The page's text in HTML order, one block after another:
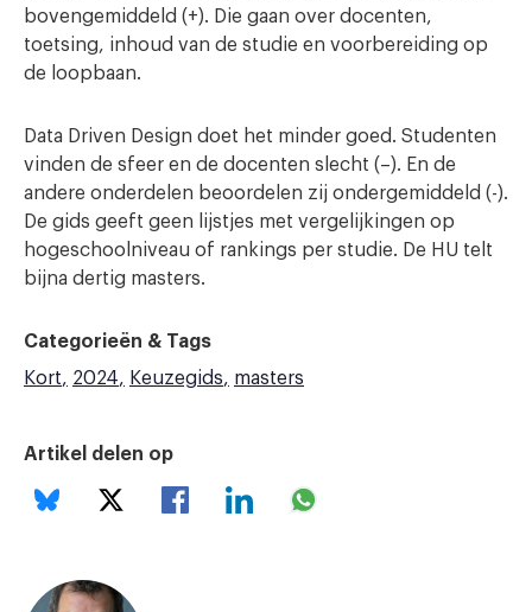
bovengemiddeld (+). Die gaan over docenten,
toetsing, inhoud van de studie en voorbereiding op
de loopbaan.
Data Driven Design doet het minder goed. Studenten
vinden de sfeer en de docenten slecht (–). En de
andere onderdelen beoordelen zij ondergemiddeld (-).
De gids geeft geen lijstjes met vergelijkingen op
hogeschoolniveau of rankings per studie. De HU telt
bijna dertig masters.
Categorieën & Tags
Kort
2024 Keuzegids masters
Artikel delen op